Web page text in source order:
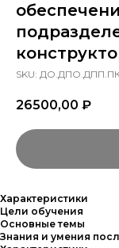
SKU:
26500,00 ₽
Характеристики
Цели обучения
Основные темы
Знания и умения